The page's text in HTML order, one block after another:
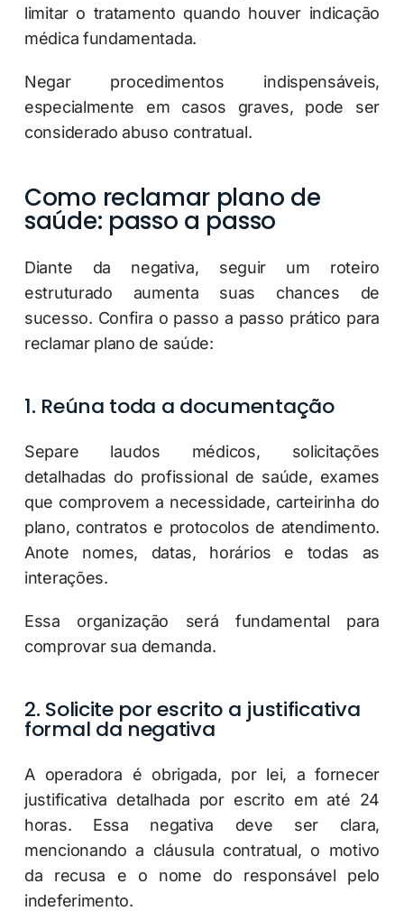
limitar o tratamento quando houver indicação
médica fundamentada.
Negar procedimentos indispensáveis,
especialmente em casos graves, pode ser
considerado abuso contratual.
Como reclamar plano de
saúde: passo a passo
Diante da negativa, seguir um roteiro
estruturado aumenta suas chances de
sucesso. Confira o passo a passo prático para
reclamar plano de saúde:
1. Reúna toda a documentação
Separe laudos médicos, solicitações
detalhadas do profissional de saúde, exames
que comprovem a necessidade, carteirinha do
plano, contratos e protocolos de atendimento.
Anote nomes, datas, horários e todas as
interações.
Essa organização será fundamental para
comprovar sua demanda.
2. Solicite por escrito a justificativa
formal da negativa
A operadora é obrigada, por lei, a fornecer
justificativa detalhada por escrito em até 24
horas. Essa negativa deve ser clara,
mencionando a cláusula contratual, o motivo
da recusa e o nome do responsável pelo
indeferimento.